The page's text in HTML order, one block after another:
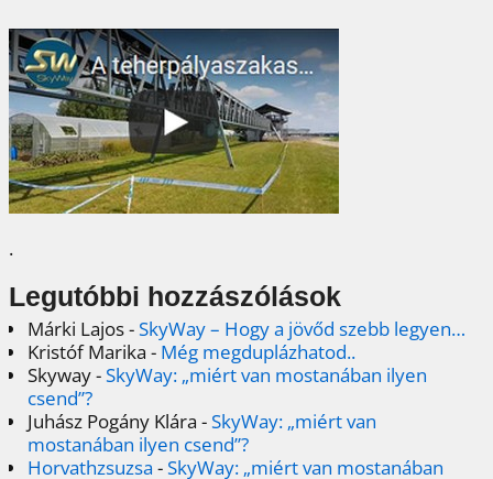
.
Legutóbbi hozzászólások
Márki Lajos-SkyWay – Hogy a jövőd szebb legyen…
Kristóf Marika - Még megduplázhatod..
Skyway-SkyWay: „miért van mostanában ilyen
csend”?
Juhász Pogány Klára -SkyWay: „miért van
mostanában ilyen csend”?
Horvathzsuzsa -SkyWay: „miért van mostanában